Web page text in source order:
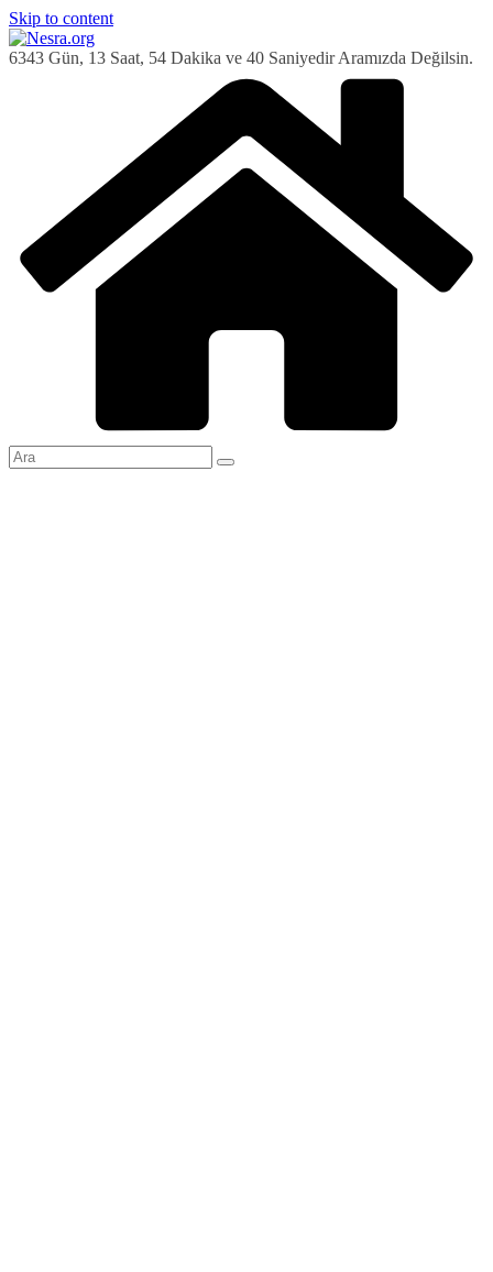
Skip to content
6343 Gün, 13 Saat, 54 Dakika ve 41 Saniyedir Aramızda Değilsin.